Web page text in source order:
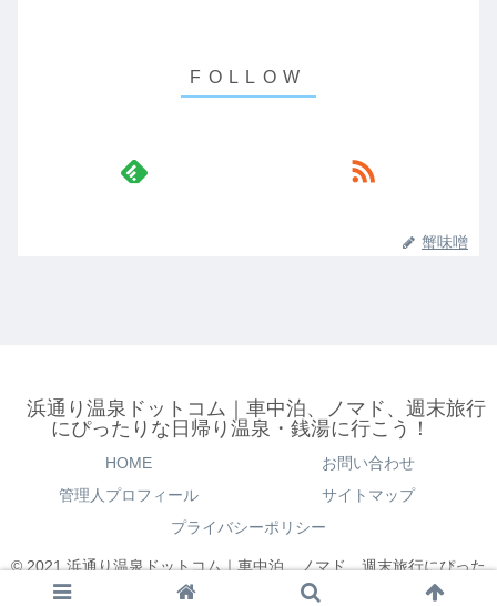
蟹味噌
浜通り温泉ドットコム｜車中泊、ノマド、週末旅行
にぴったりな日帰り温泉・銭湯に行こう！
HOME
お問い合わせ
管理人プロフィール
サイトマップ
プライバシーポリシー
© 2021 浜通り温泉ドットコム｜車中泊、ノマド、週末旅行にぴった
りな日帰り温泉・銭湯に行こう！.